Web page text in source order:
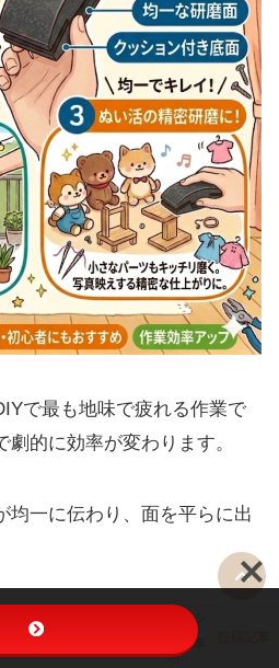
で最も地味で疲れる作業で
的に効率が変わります。
均一に伝わり、面を平らに出
を最大限に活かす」という、
たプロお墨付きの選択です。
キャンプ
クリスト
プライバシ
ーポリシ
ー・免責事
項